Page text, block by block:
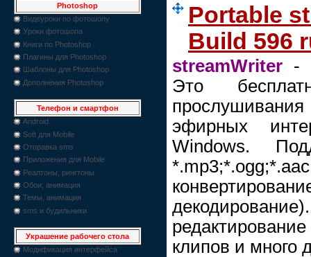
Photoshop
Видеуроки по фотошопу
Уроки фотошопа
Книги по Photoshop
Плагины для Photoshop
Шаблоны для Photoshop
Дополнения Photoshop
Телефон и смартфон
Android
Soft для Mobile
Отправка sms
Приложения для Mobile
Реалтоны, рингтоны
Обои, анимация
Темы, анимация
sms и будильники
Украшение рабочего стола
Модификация интерфейса
Portable
Build 596
streamWriter -
Это
эфирных
Windows.
клипов и много